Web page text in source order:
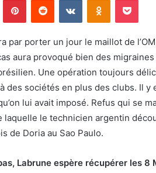
par porter un jour le maillot de
aura provoqué bien des
Une opération toujours
des sociétés en plus des clubs. Il
lui avait imposé. Refus qui se
laquelle le technicien argentin
de Doria au Sao Paulo.
Labrune espère récupérer les